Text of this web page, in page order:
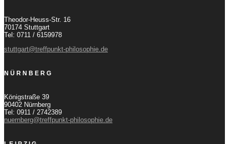
Theodor-Heuss-Str. 16
70174 Stuttgart
Tel: 0711 / 6159978
stuttgart@treffpunkt-philosophie.de
NÜRNBERG
Königstraße 39
90402 Nürnberg
Tel: 0911 / 2742389
nuernberg@treffpunkt-philosophie.de